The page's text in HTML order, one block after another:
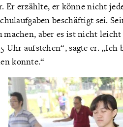
Er erzählte, er könne nicht
beschäftigt sei.
machen, aber es ist nicht
Uhr aufstehen“, sagte er.
konnte.“